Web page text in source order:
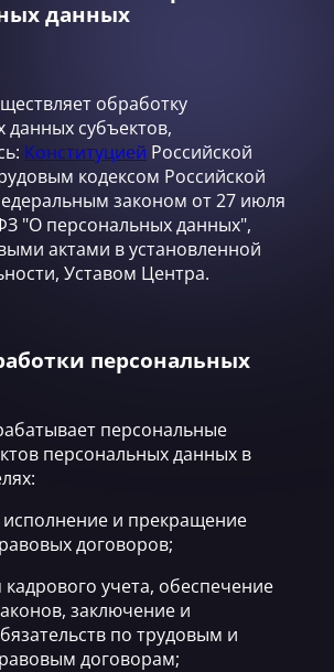
данных
обработку
данных субъектов,
Конституцией Российской
кодексом Российской
законом от 27 июля
"О персональных данных",
актами в установленной
Уставом Центра.
персональных
персональные
персональных данных в
и прекращение
договоров;
учета, обеспечение
заключение и
по трудовым и
договорам;